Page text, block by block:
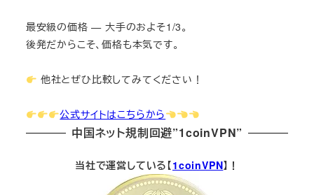
最安級の価格 — 大手のおよそ1/3。
後発だからこそ、価格も本気です。
他社とぜひ比較してみてください！
公式サイトはこちらから
中国ネット規制回避”1coinVPN”
当社で運営している【1coinVPN】！